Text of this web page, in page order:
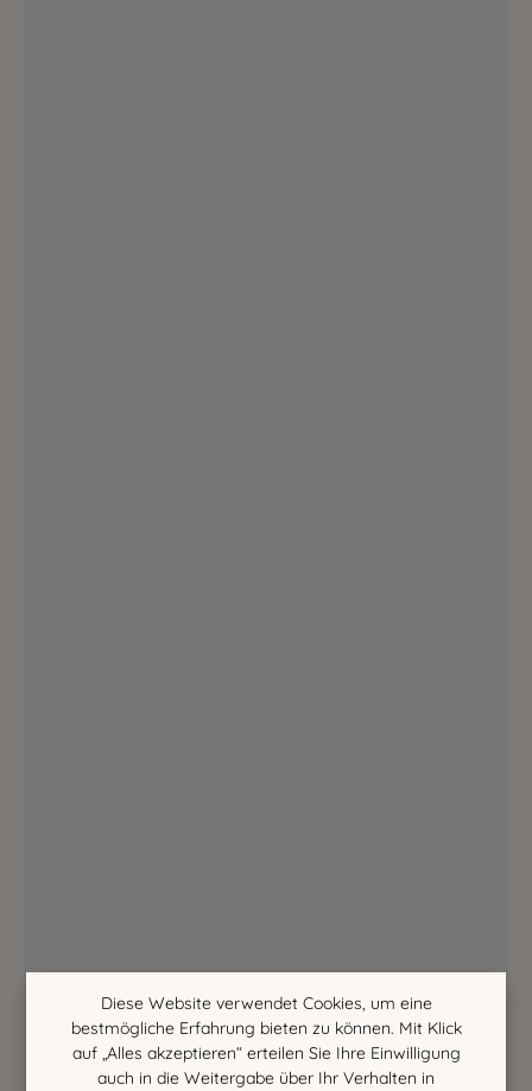
Diese Website verwendet Cookies, um eine
bestmögliche Erfahrung bieten zu können. Mit Klick
auf „Alles akzeptieren“ erteilen Sie Ihre Einwilligung
auch in die Weitergabe über Ihr Verhalten in